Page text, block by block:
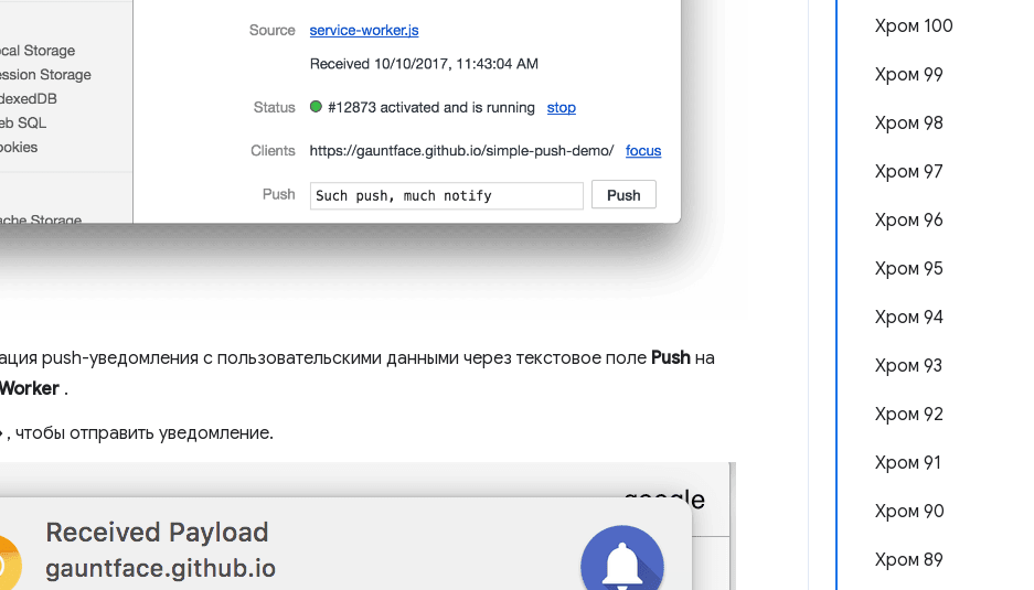
Хром 100
Хром 99
Хром 98
Хром 97
Хром 96
Хром 95
Хром 94
Хром 93
Хром 92
Хром 91
Хром 90
Хром 89
push-уведомления с пользовательскими данными через текстовое поле Push на
.
, чтобы отправить уведомление.